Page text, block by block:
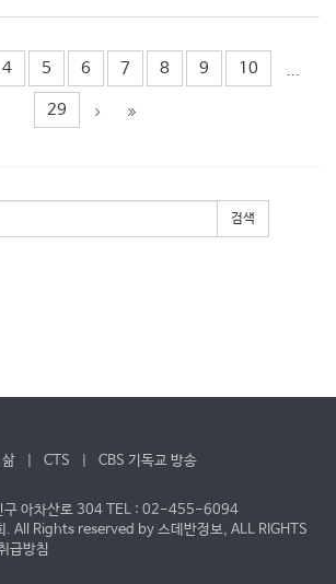
4 5 6 7 8 9 10 ...
29
검색
CTS CBS 기독교 방송
구 아차산로 304 TEL : 02-455-6094
. All Rights reserved by 스데반정보, ALL RIGHTS
급방침